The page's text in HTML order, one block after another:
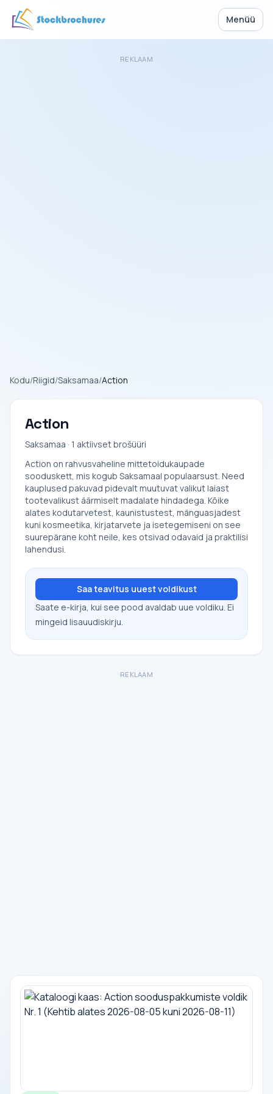
Menüü
REKLAAM
Kodu/Riigid/Saksamaa/Action
Action
Saksamaa · 1 aktiivset brošüüri
Action on rahvusvaheline mittetoidukaupade
sooduskett, mis kogub Saksamaal populaarsust. Need
kauplused pakuvad pidevalt muutuvat valikut laiast
tootevalikust äärmiselt madalate hindadega. Kõike
alates kodutarvetest, kaunistustest, mänguasjadest
kuni kosmeetika, kirjatarvete ja isetegemiseni on see
suurepärane koht neile, kes otsivad odavaid ja praktilisi
lahendusi.
Saa teavitus uuest voldikust
Saate e-kirja, kui see pood avaldab uue voldiku. Ei
mingeid lisauudiskirju.
REKLAAM